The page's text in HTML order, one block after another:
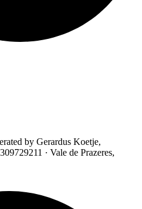
by Gerardus Koetje,
· Vale de Prazeres,